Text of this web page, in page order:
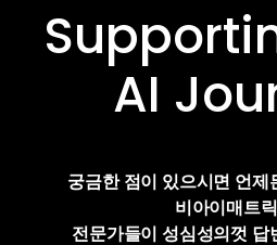
AI
궁금한 점이 있으시면 언제
비아이매트
전문가들이 성심성의껏 답